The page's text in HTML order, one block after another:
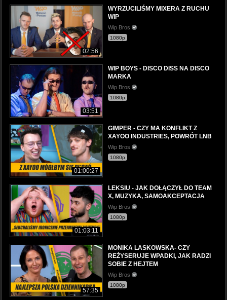
02:56
WYRZUCILIŚMY MIXERA Z RUCHU
WIP
Wip Bros
1080p
03:51
WIP BOYS - DISCO DISS NA DISCO
MARKA
Wip Bros
1080p
01:00:27
GIMPER - CZY MA KONFLIKT Z
XAYOO INDUSTRIES, POWRÓT LNB
Wip Bros
1080p
01:03:11
LEKSIU - JAK DOŁĄCZYŁ DO TEAM
X, MUZYKA, SAMOAKCEPTACJA
Wip Bros
1080p
57:35
MONIKA LASKOWSKA- CZY
REŻYSERUJE WPADKI, JAK RADZI
SOBIE Z HEJTEM
Wip Bros
1080p